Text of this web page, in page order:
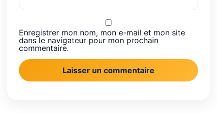
Enregistrer mon nom, mon e-mail et mon site
dans le navigateur pour mon prochain
commentaire.